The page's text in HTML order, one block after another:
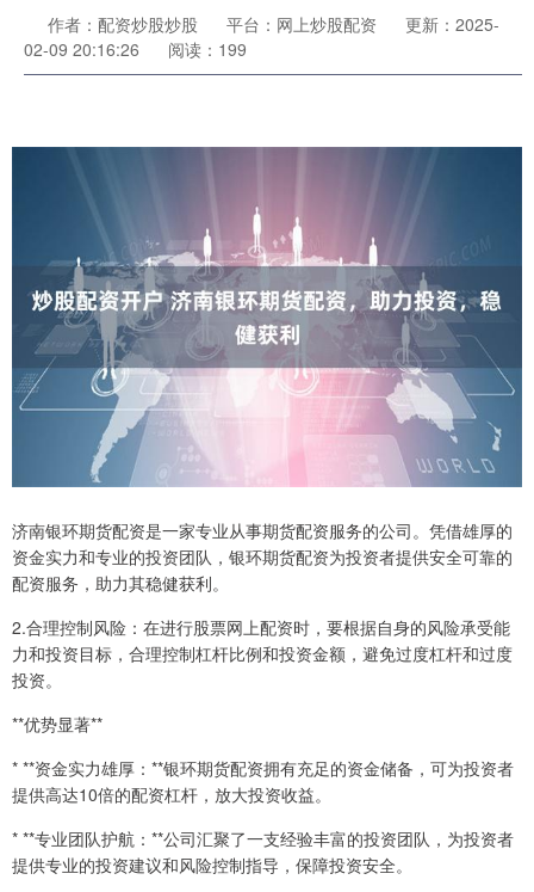
作者：配资炒股炒股 平台：网上炒股配资
更新：2025-
02-09 20:16:26
阅读：199
济南银环期货配资是一家专业从事期货配资服务的公司。凭借雄厚的
资金实力和专业的投资团队，银环期货配资为投资者提供安全可靠的
配资服务，助力其稳健获利。
2.合理控制风险：在进行股票网上配资时，要根据自身的风险承受能
力和投资目标，合理控制杠杆比例和投资金额，避免过度杠杆和过度
投资。
**优势显著**
* **资金实力雄厚：**银环期货配资拥有充足的资金储备，可为投资者
提供高达10倍的配资杠杆，放大投资收益。
* **专业团队护航：**公司汇聚了一支经验丰富的投资团队，为投资者
提供专业的投资建议和风险控制指导，保障投资安全。